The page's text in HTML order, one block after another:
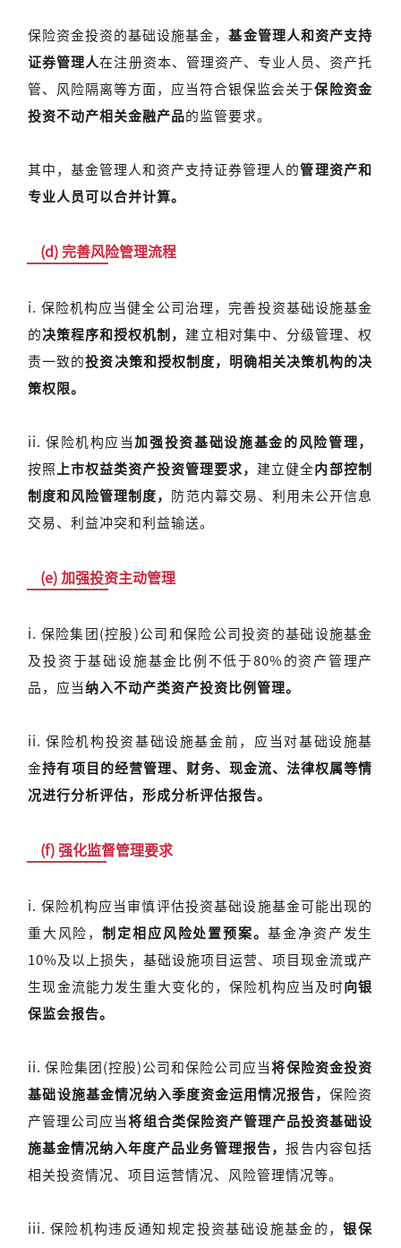
保险资金投资的基础设施基金，基金管理人和资产支持
证券管理人在注册资本、管理资产、专业人员、资产托
管、风险隔离等方面，应当符合银保监会关于保险资金
投资不动产相关金融产品的监管要求。
其中，基金管理人和资产支持证券管理人的管理资产和
专业人员可以合并计算。
(d) 完善风险管理流程
i. 保险机构应当健全公司治理，完善投资基础设施基金
的 决策程序和授权机制， 建立相对集中、分级管理、权
责一致的投资决策和授权制度，明确相关决策机构的决
策权限。
ii. 保险机构应当 加强投资基础设施基金的风险管理，
按照
上市权益类资产投资管理要求， 建立健全内部控制
制度和风险管理制度，
防范内幕交易、利用未公开信息
交易、利益冲突和利益输送。
(e) 加强投资主动管理
i. 保险集团(控股)公司和保险公司投资的基础设施基金
及投资于基础设施基金比例不低于80%的资产管理产
品，应当纳入不动产类资产投资比例管理。
ii. 保险机构投资基础设施基金前，应当对基础设施基
金持有项目的经营管理、财务、现金流、法律权属等情
况进行分析评估，形成分析评估报告。
(f) 强化监督管理要求
i. 保险机构应当审慎评估投资基础设施基金可能出现的
重大风险，制定相应风险处置预案。基金净资产发生
10%及以上损失，基础设施项目运营、项目现金流或产
生现金流能力发生重大变化的，保险机构应当及时向银
保监会报告。
ii. 保险集团(控股)公司和保险公司应当将保险资金投资
基础设施基金情况纳入季度资金运用情况报告，保险资
产管理公司应当将组合类保险资产管理产品投资基础设
施基金情况纳入年度产品业务管理报告，报告内容包括
相关投资情况、项目运营情况、风险管理情况等。
iii. 保险机构违反通知规定投资基础设施基金的，银保